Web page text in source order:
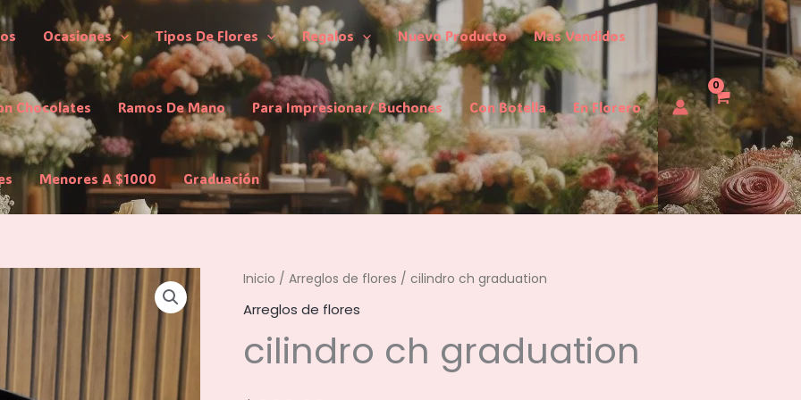
Ocasiones Tipos De Flores Regalos Nuevo Producto Mas Vendidos
Chocolates Ramos De Mano Para Impresionar/ Buchones Con Botella En Florero
Menores A $1000 Graduación
Inicio / Arreglos de flores / cilindro ch graduation
Arreglos de flores
cilindro ch graduation